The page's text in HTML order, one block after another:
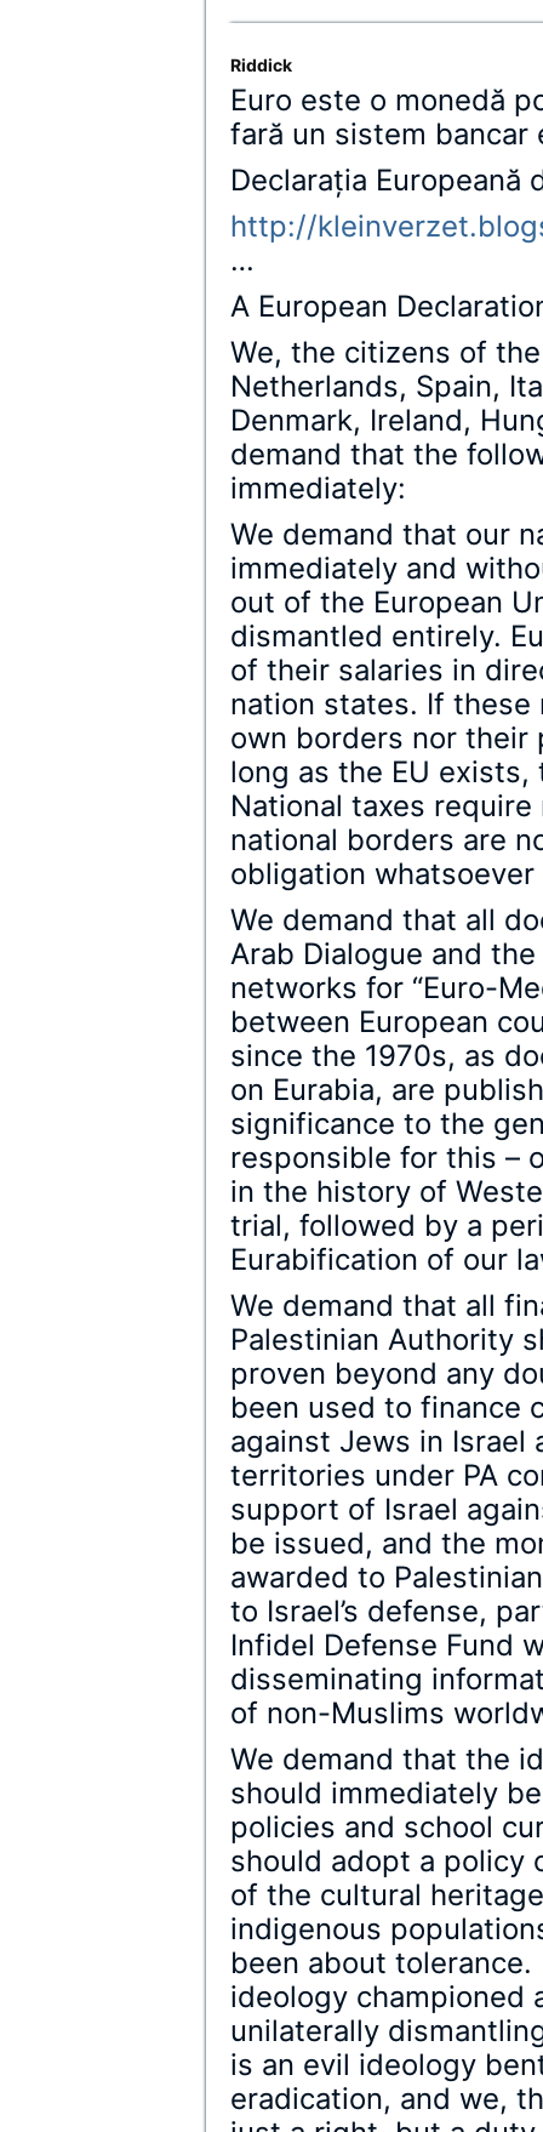
Riddick
Euro este o monedă
fară un sistem bancar
Declaraţia Europeană
http://
…
A European
We, the citizens of
Netherlands, Spain,
Denmark, Ireland,
demand that the
immediately:
We demand that our
immediately and
out of the European
dismantled entirely.
of their salaries in
nation states. If
own borders nor their
long as the EU exists,
National taxes
national borders are
obligation
We demand that all
Arab Dialogue and
networks for “Euro-
between European
since the 1970s, as
on Eurabia, are
significance to the
responsible for this –
in the history of
trial, followed by a
Eurabification of our
We demand that all
Palestinian Authority
proven beyond any
been used to finance
against Jews in Israel
territories under PA
support of Israel
be issued, and the
awarded to
to Israel’s defense,
Infidel Defense Fund
disseminating
of non-Muslims
We demand that the
should immediately
policies and school
should adopt a policy
of the cultural
indigenous
been about
ideology championed
unilaterally
is an evil ideology
eradication, and we,